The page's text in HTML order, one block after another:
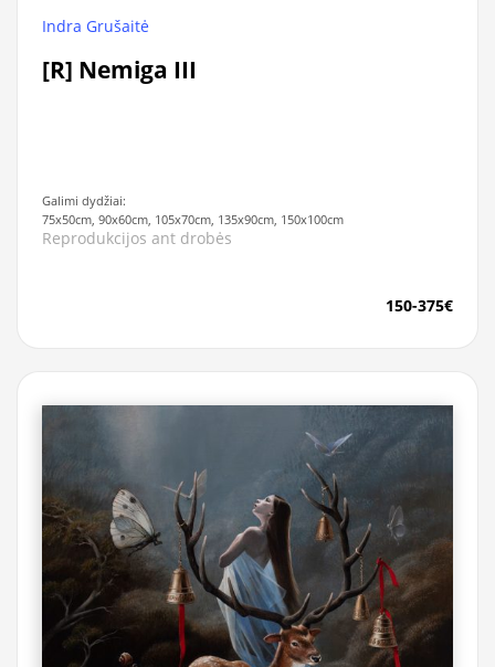
Indra Grušaitė
[R] Nemiga III
Galimi dydžiai:
75x50cm, 90x60cm, 105x70cm, 135x90cm, 150x100cm
Reprodukcijos ant drobės
150-375€